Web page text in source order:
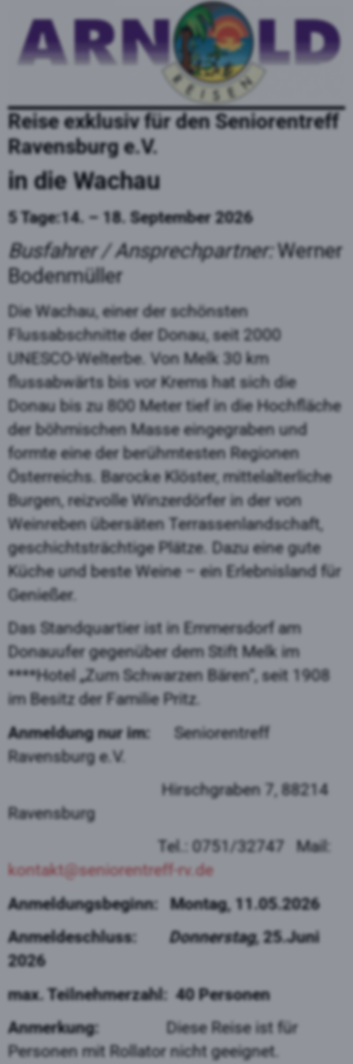
Reise exklusiv für den Seniorentreff
Ravensburg e.V.
in dieWachau
5 Tage:14. – 18. September 2026
Busfahrer / Ansprechpartner:Werner
Bodenmüller
Die Wachau, einer der schönsten
Flussabschnitte der Donau, seit 2000
UNESCO-Welterbe. Von Melk 30 km
flussabwärts bis vor Krems hat sich die
Donau bis zu 800 Meter tief in die Hochfläche
der böhmischen Masse eingegraben und
formte eine der berühmtesten Regionen
Österreichs. Barocke Klöster, mittelalterliche
Burgen, reizvolle Winzerdörfer in der von
Weinreben übersäten Terrassenlandschaft,
geschichtsträchtige Plätze. Dazu eine gute
Küche und beste Weine – ein Erlebnisland für
Genießer.
Das Standquartier ist in Emmersdorf am
Donauufer gegenüber dem Stift Melk im
****Hotel „Zum Schwarzen Bären“, seit 1908
im Besitz der Familie Pritz.
Anmeldung nur im: Seniorentreff
Ravensburg e.V.
Hirschgraben 7, 88214
Ravensburg
Tel.: 0751/32747 Mail:
kontakt@seniorentreff-rv.de
Anmeldungsbeginn: Montag, 11.05.2026
Anmeldeschluss:
Donnerstag, 25.Juni
2026
max. Teilnehmerzahl: 40 Personen
Anmerkung:
Diese Reise ist für
Personen mit Rollator nicht geeignet.